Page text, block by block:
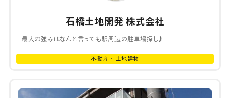
石橋土地開発 株式会社
最大の強みはなんと言っても駅周辺の駐車場探し♪
不動産・土地建物